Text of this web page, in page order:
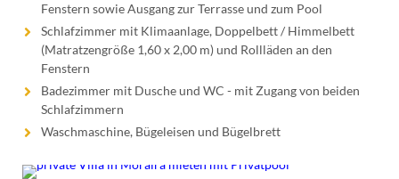
Fenstern sowie Ausgang zur Terrasse und zum Pool
Schlafzimmer mit Klimaanlage, Doppelbett / Himmelbett
(Matratzengröße 1,60 x 2,00 m) und Rollläden an den
Fenstern
Badezimmer mit Dusche und WC - mit Zugang von beiden
Schlafzimmern
Waschmaschine, Bügeleisen und Bügelbrett